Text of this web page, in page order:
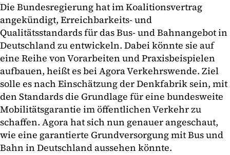
Die Bundesregierung hat im Koalitionsvertrag
angekündigt, Erreichbarkeits- und
Qualitätsstandards für das Bus- und Bahnangebot in
Deutschland zu entwickeln. Dabei könnte sie auf
eine Reihe von Vorarbeiten und Praxisbeispielen
aufbauen, heißt es bei Agora Verkehrswende. Ziel
solle es nach Einschätzung der Denkfabrik sein, mit
den Standards die Grundlage für eine bundesweite
Mobilitätsgarantie im öffentlichen Verkehr zu
schaffen. Agora hat sich nun genauer angeschaut,
wie eine garantierte Grundversorgung mit Bus und
Bahn in Deutschland aussehen könnte.